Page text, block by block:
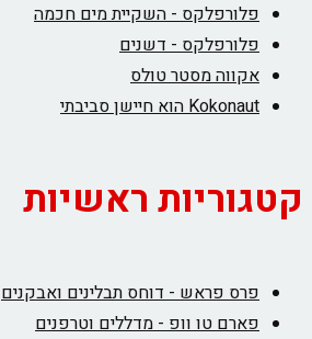
פלורפלקס - השקיית מים חכמה
פלורפלקס - דשנים
אקווה מסטר טולס
Kokonaut הוא חיישן סביבתי
קטגוריות ראשיות
פרס פראש - דוחס תבלינים ואבקנים
פארם טו וופ - מדללים וטרפנים